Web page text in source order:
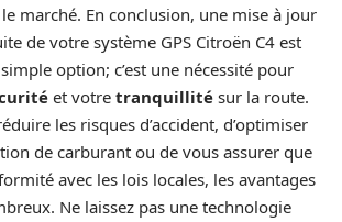
marché. En conclusion, une mise à jour
de votre système GPS Citroën C4 est
option; c’est une nécessité pour
et votre tranquillité sur la route.
les risques d’accident, d’optimiser
de carburant ou de vous assurer que
avec les lois locales, les avantages
Ne laissez pas une technologie